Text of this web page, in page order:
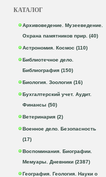
КАТАЛОГ
Архивоведение. Музееведение.
Охрана памятников прир. (40)
Астрономия. Космос (110)
Библиотечное дело.
Библиография (150)
Биология. Зоология (16)
Бухгалтерский учет. Аудит.
Финансы (50)
Ветеринария (2)
Военное дело. Безопасность
(17)
Воспоминания. Биографии.
Мемуары. Дневники (2387)
География. Геология. Науки о